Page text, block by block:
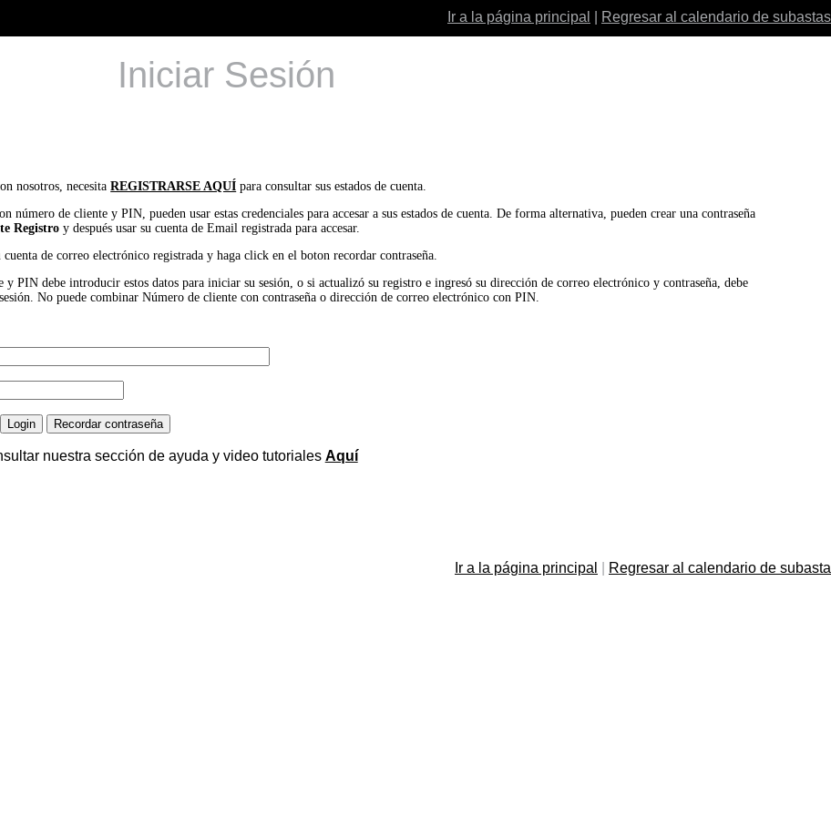
Ir a la página principal Regresar al calendario de subastas
Iniciar Sesión
nosotros, necesitaREGISTRARSE AQUÍ para consultar sus estados de cuenta.
número de cliente y PIN, pueden usar estas credenciales para accesar a sus estados de cuenta. De forma alternativa, pueden crear una contraseña
Registro y después usar su cuenta de Email registrada para accesar.
cuenta de correo electrónico registrada y haga click en el boton recordar contraseña.
y PIN debe introducir estos datos para iniciar su sesión, o si actualizó su registro e ingresó su dirección de correo electrónico y contraseña, debe
No puede combinar Número de cliente con contraseña o dirección de correo electrónico con PIN.
nuestra sección de ayuda y video tutoriales Aquí
Ir a la página principal Regresar al calendario de